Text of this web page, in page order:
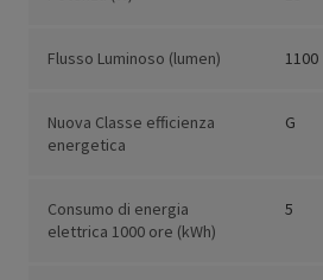
Flusso Luminoso (lumen) 1100
Nuova Classe efficienza
energetica
G
Consumo di energia
elettrica 1000 ore (kWh)
5